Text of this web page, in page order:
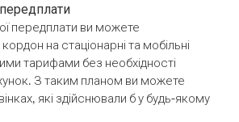
передплати ви можете
на стаціонарні та мобільні
тарифами без необхідності
З таким планом ви можете
які здійснювали б у будь-якому